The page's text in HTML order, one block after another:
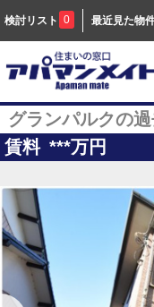
検討リスト 0 最近見た物
グランパルクの
賃料 ***万円